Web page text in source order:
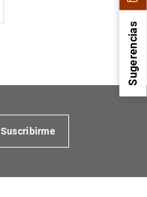
Sugerencias
Suscribirme